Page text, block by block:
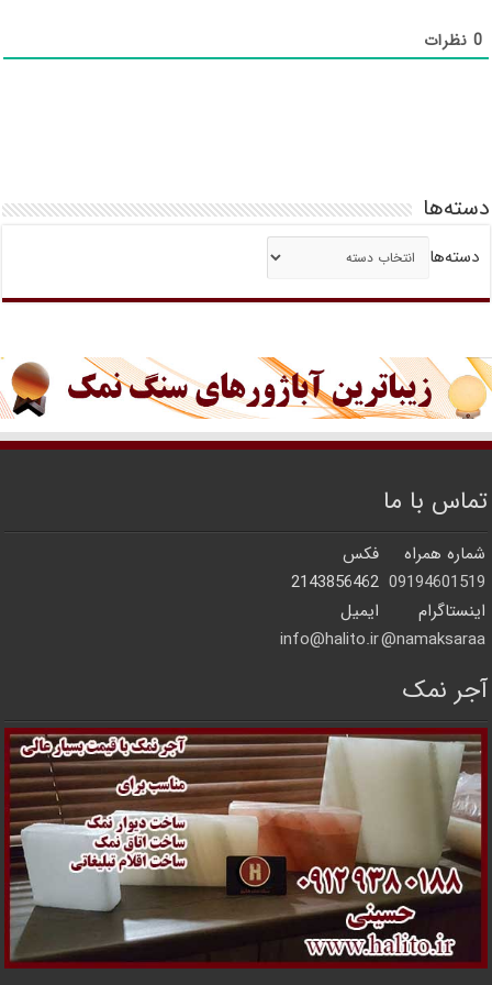
0 نظرات
دسته‌ها
دسته‌ها
تماس با ما
شماره همراه
فکس
09194601519
2143856462
اینستاگرام
ایمیل
namaksaraa@
info@halito.ir
آجر نمک